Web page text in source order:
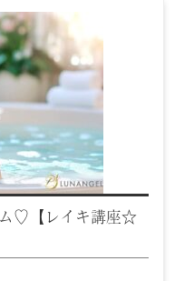
ム♡【レイキ講座☆